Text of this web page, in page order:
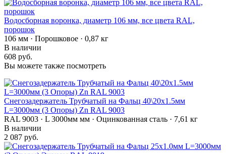
Водосборная воронка, диаметр 106 мм, все цвета RAL,
порошок
106 мм · Порошковое · 0,87 кг
В наличии
608 руб.
Вы можете также посмотреть
Снегозадержатель Трубчатый на Фальц 40\20х1.5мм
L=3000мм (3 Опоры) Zn RAL 9003
RAL 9003 · L 3000мм мм · Оцинкованная сталь · 7,61 кг
В наличии
2 087 руб.